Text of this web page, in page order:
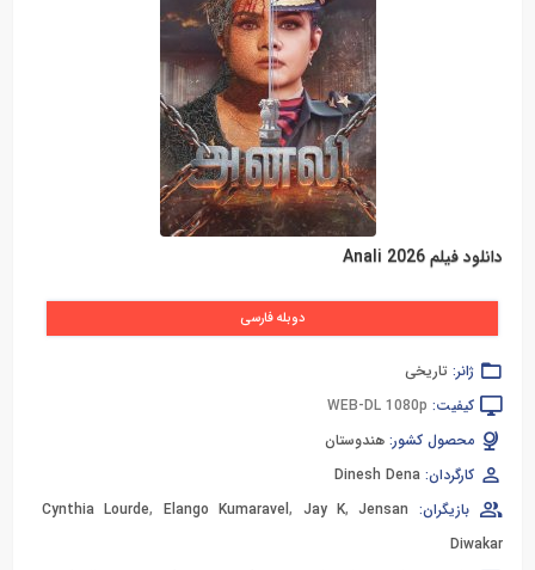
دانلود فیلم Anali 2026
دوبله فارسی
ژانر: تاریخی
کیفیت: WEB-DL 1080p
محصول کشور: هندوستان
کارگردان: Dinesh Dena
بازیگران:
Cynthia Lourde, Elango Kumaravel, Jay K,Jensan
Diwakar